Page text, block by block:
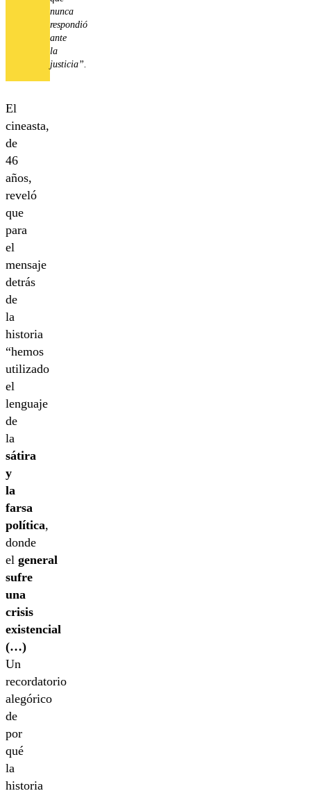
nunca
respondió
ante
la
justicia”.
El
cineasta,
de
46
años,
reveló
que
para
el
mensaje
detrás
de
la
historia
“hemos
utilizado
el
lenguaje
de
la
sátira
y
la
farsa
política,
donde
el general
sufre
una
crisis
existencial
(…)
Un
recordatorio
alegórico
de
por
qué
la
historia